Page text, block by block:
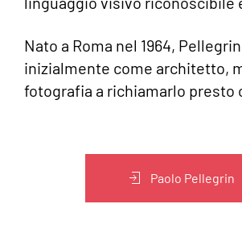
Nato a Roma nel 1964,
inizialmente come architetto,
fotografia a richiamarlo presto
Paolo Pellegrin